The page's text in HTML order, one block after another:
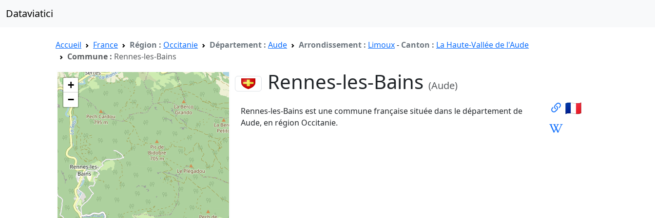
Dataviatici
Accueil France Région : Occitanie Département : Aude Arrondissement : Limoux- Canton : La Haute-Vallée de l'Aude
Commune : Rennes-les-Bains
+
−
Rennes-les-Bains(Aude)
Rennes-les-Bains est une commune française située dans le département de
Aude, en région Occitanie.
🇫🇷